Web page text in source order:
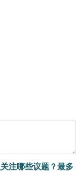
注哪些议题？最多